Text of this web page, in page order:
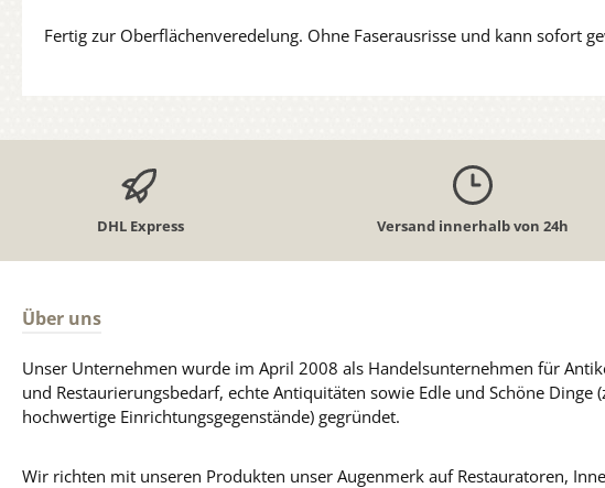
Fertig zur Oberflächenveredelung. Ohne Faserausrisse und kann sofort
DHL Express Versand innerhalb von 24h
Über uns
Unser Unternehmen wurde im April 2008 als Handelsunternehmen für
und Restaurierungsbedarf, echte Antiquitäten sowie Edle und Schöne Dinge
hochwertige Einrichtungsgegenstände) gegründet.
Wir richten mit unseren Produkten unser Augenmerk auf Restauratoren,